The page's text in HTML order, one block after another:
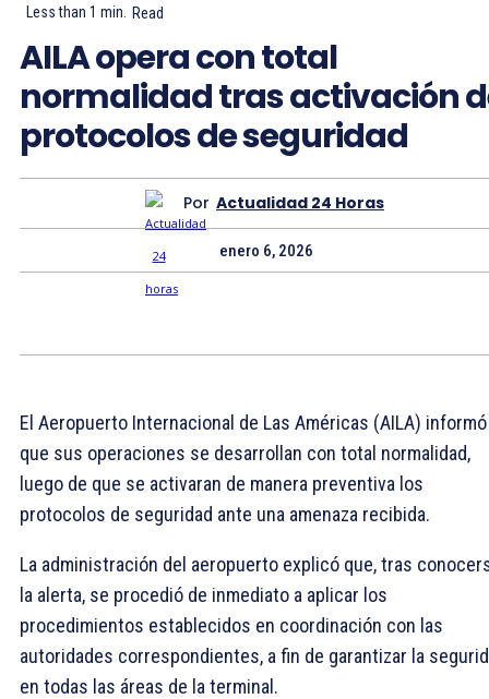
Less than 1 min. Read
AILA opera con total
normalidad tras activación
protocolos de seguridad
Por Actualidad 24 Horas
enero 6, 2026
El Aeropuerto Internacional de Las Américas (AILA) informó
que sus operaciones se desarrollan con total normalidad,
luego de que se activaran de manera preventiva los
protocolos de seguridad ante una amenaza recibida.
La administración del aeropuerto explicó que, tras
la alerta, se procedió de inmediato a aplicar los
procedimientos establecidos en coordinación con las
autoridades correspondientes, a fin de garantizar la
en todas las áreas de la terminal.